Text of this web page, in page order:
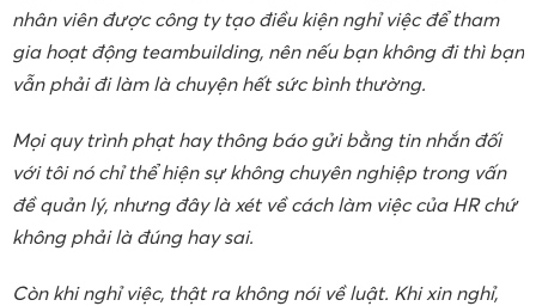
nhân viên được công ty tạo điều kiện nghỉ việc để tham
gia hoạt động teambuilding, nên nếu bạn không đi thì bạn
vẫn phải đi làm là chuyện hết sức bình thường.
Mọi quy trình phạt hay thông báo gửi bằng tin nhắn đối
với tôi nó chỉ thể hiện sự không chuyên nghiệp trong vấn
đề quản lý, nhưng đây là xét về cách làm việc của HR chứ
không phải là đúng hay sai.
Còn khi nghỉ việc, thật ra không nói về luật. Khi xin nghỉ,